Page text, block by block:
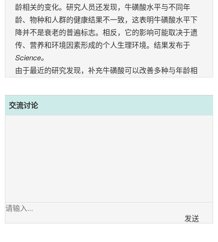
龄相关的变化。 研究人员还发现，牛磺酸水平与不同年
龄、物种和人群的健康结果不一致，这表明牛磺酸水平下
降并不是衰老的普遍标志。 相反，它的影响可能取决于遗
传、营养和环境因素形成的个人生理环境。 结果发布于
Science。
由于最近的研究发现，补充牛磺酸可以改善多种与年龄相
补充剂受到欢迎。
然而，没有确凿的临床数据表明其补充有益于人类。
度均随年龄增长而增加，但雄性小鼠的牛磺酸保持不变。
在对地理位置不同的人群进行的两项横断面研究中，观察
交流讨论
发送